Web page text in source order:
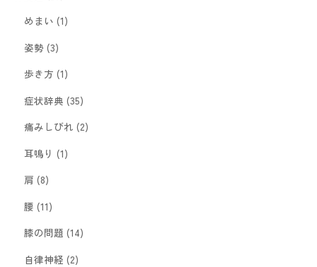
めまい (1)
姿勢(3)
歩き方 (1)
症状辞典 (35)
痛みしびれ (2)
耳鳴り (1)
肩 (8)
腰 (11)
膝の問題 (14)
自律神経 (2)